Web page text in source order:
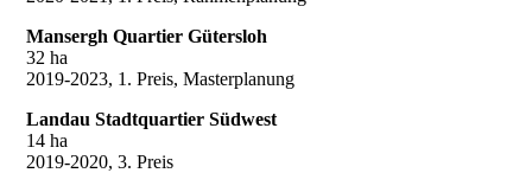
Mansergh Quartier Gütersloh
32 ha
2019-2023, 1. Preis, Masterplanung
Landau Stadtquartier Südwest
14 ha
2019-2020, 3. Preis